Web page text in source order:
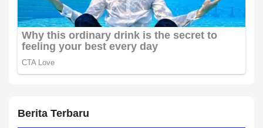
Berita Terbaru